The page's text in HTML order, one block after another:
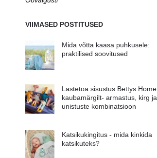
VIIMASED POSTITUSED
Mida võtta kaasa puhkusele:
praktilised soovitused
Lastetoa sisustus Bettys Home
kaubamärgilt- armastus, kirg ja
unistuste kombinatsioon
Katsikukingitus - mida kinkida
katsikuteks?